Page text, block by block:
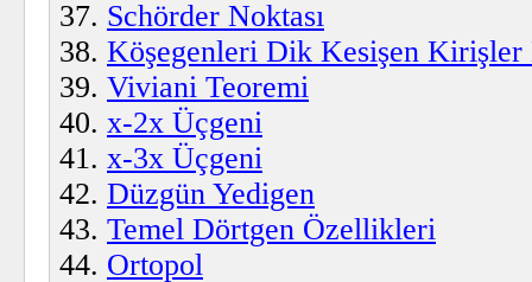
Schörder Noktası
Köşegenleri Dik Kesişen Kirişler
Viviani Teoremi
x-2x Üçgeni
x-3x Üçgeni
Düzgün Yedigen
Temel Dörtgen Özellikleri
Ortopol